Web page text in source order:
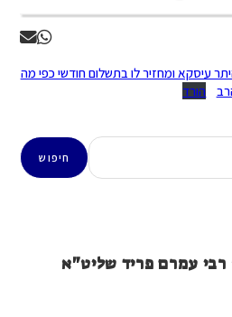
עיסקא ומחזיר לו בתשלום חודשי כפי מה
הורד
חיפוש
רבי עמרם פריד שליט"א